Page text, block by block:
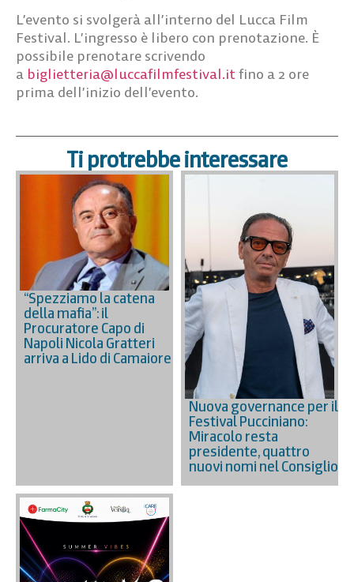
L’evento si svolgerà all’interno del Lucca Film
Festival. L’ingresso è libero con prenotazione. È
possibile prenotare scrivendo
a biglietteria@luccafilmfestival.itfino a 2 ore
prima dell’inizio dell’evento.
Ti protrebbe interessare
“Spezziamo la catena
della mafia”: il
Procuratore Capo di
Napoli Nicola Gratteri
arriva a Lido di Camaiore
Nuova governance per il
Festival Pucciniano:
Miracolo resta
presidente, quattro
nuovi nomi nel Consiglio